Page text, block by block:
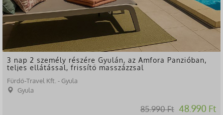
3 nap 2 személy részére Gyulán, az Amfora Panzióban,
teljes ellátással, frissítő masszázzsal
Fürdő-Travel Kft. - Gyula
Gyula
85.990 Ft 48.990 Ft